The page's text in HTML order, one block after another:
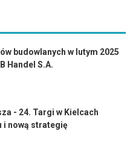
budowlanych w lutym 2025
Handel S.A.
- 24. Targi w Kielcach
i nową strategię